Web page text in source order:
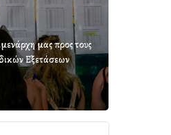
μας προς τους
Εξετάσεων